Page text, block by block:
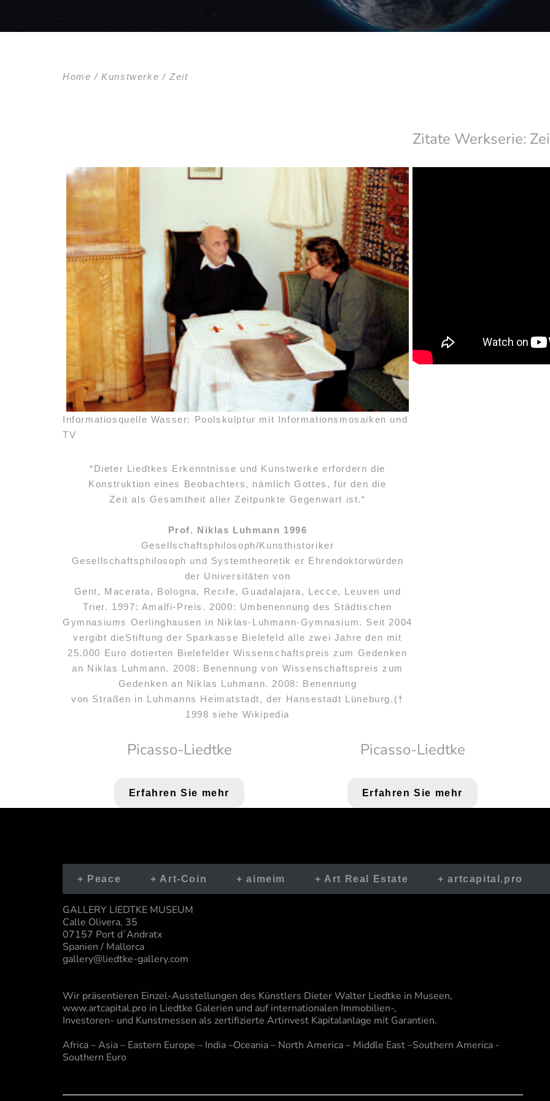
Home / Kunstwerke / Zeit
Informatiosquelle Wasser: Poolskulptur mit Informationsmosaiken und
TV
“Dieter Liedtkes Erkenntnisse und Kunstwerke erfordern die
Konstruktion eines Beobachters, nämlich Gottes, für den die
Zeit als Gesamtheit aller Zeitpunkte Gegenwart ist.“
Prof. Niklas Luhmann 1996
Gesellschaftsphilosoph/Kunsthistoriker
Gesellschaftsphilosoph und Systemtheoretik er Ehrendoktorwürden
der Universitäten von
Gent, Macerata, Bologna, Recife, Guadalajara, Lecce, Leuven und
Trier. 1997: Amalfi-Preis. 2000: Umbenennung des Städtischen
Gymnasiums Oerlinghausen in Niklas-Luhmann-Gymnasium. Seit 2004
vergibt dieStiftung der Sparkasse Bielefeld alle zwei Jahre den mit
25.000 Euro dotierten Bielefelder Wissenschaftspreis zum Gedenken
an Niklas Luhmann. 2008: Benennung von Wissenschaftspreis zum
Gedenken an Niklas Luhmann. 2008: Benennung
von Straßen in Luhmanns Heimatstadt, der Hansestadt Lüneburg.(†
1998 siehe Wikipedia
Zitate Werkserie:
Picasso-Liedtke
Erfahren Sie mehr
Picasso-Liedtke
Erfahren Sie mehr
+ Peace + Art-Coin + aimeim + Art Real Estate + artcapital.pro
GALLERY LIEDTKE MUSEUM
Calle Olivera, 35
07157 Port d´Andratx
Spanien / Mallorca
gallery@liedtke-gallery.com
Wir präsentieren Einzel-Ausstellungen des Künstlers Dieter Walter Liedtke in Museen,
www.artcapital.pro in Liedtke Galerien und auf internationalen Immobilien-,
Investoren- und Kunstmessen als zertifizierte Artinvest Kapitalanlage mit Garantien.
Africa – Asia – Eastern Europe – India –Oceania – North America – Middle East –Southern America -
Southern Euro